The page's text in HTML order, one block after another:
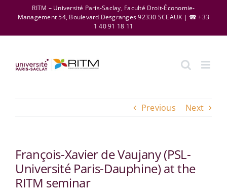
content
RITM – Université Paris-Saclay, Faculté Droit-Économie-
Management 54, Boulevard Desgranges 92330 SCEAUX | ☎ +33
1 40 91 18 11
Previous Next
François-Xavier de Vaujany (PSL-
Université Paris-Dauphine) at the
RITM seminar